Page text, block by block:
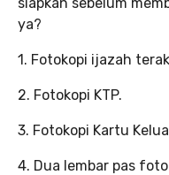
ya?
1. Fotokopi ijazah
2. Fotokopi KTP.
3. Fotokopi Kartu
4. Dua lembar pas